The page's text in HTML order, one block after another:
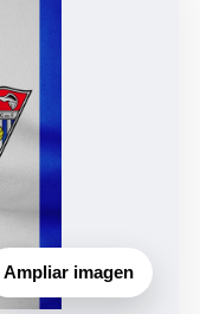
Ampliar imagen